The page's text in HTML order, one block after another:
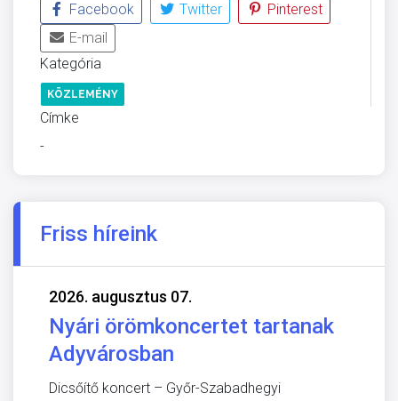
Facebook
Twitter
Pinterest
E-mail
Kategória
KÖZLEMÉNY
Címke
-
Friss híreink
2026. augusztus 07.
Nyári örömkoncertet tartanak
Adyvárosban
Dicsőítő koncert – Győr-Szabadhegyi